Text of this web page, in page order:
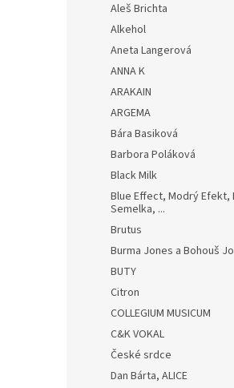
Aleš Brichta
Alkehol
Aneta Langerová
ANNA K
ARAKAIN
ARGEMA
Bára Basiková
Barbora Poláková
Black Milk
Blue Effect, Modrý Efekt,
Semelka, ...
Brutus
Burma Jones a Bohouš
BUTY
Citron
COLLEGIUM MUSICUM
C&K VOKAL
České srdce
Dan Bárta, ALICE